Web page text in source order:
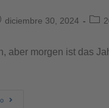
diciembre 30, 2024
aber morgen ist das